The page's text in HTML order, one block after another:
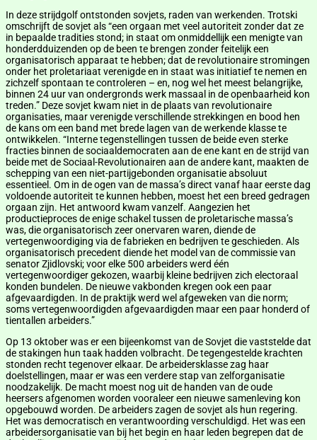
In deze strijdgolf ontstonden sovjets, raden van werkenden. Trotski
omschrijft de sovjet als “een orgaan met veel autoriteit zonder dat ze
in bepaalde tradities stond; in staat om onmiddellijk een menigte van
honderdduizenden op de been te brengen zonder feitelijk een
organisatorisch apparaat te hebben; dat de revolutionaire stromingen
onder het proletariaat verenigde en in staat was initiatief te nemen en
zichzelf spontaan te controleren – en, nog wel het meest belangrijke,
binnen 24 uur van ondergronds werk massaal in de openbaarheid kon
treden.” Deze sovjet kwam niet in de plaats van revolutionaire
organisaties, maar verenigde verschillende strekkingen en bood hen
de kans om een band met brede lagen van de werkende klasse te
ontwikkelen. “Interne tegenstellingen tussen de beide even sterke
fracties binnen de sociaaldemocraten aan de ene kant en de strijd van
beide met de Sociaal-Revolutionairen aan de andere kant, maakten de
schepping van een niet-partijgebonden organisatie absoluut
essentieel. Om in de ogen van de massa’s direct vanaf haar eerste dag
voldoende autoriteit te kunnen hebben, moest het een breed gedragen
orgaan zijn. Het antwoord kwam vanzelf. Aangezien het
productieproces de enige schakel tussen de proletarische massa’s
was, die organisatorisch zeer onervaren waren, diende de
vertegenwoordiging via de fabrieken en bedrijven te geschieden. Als
organisatorisch precedent diende het model van de commissie van
senator Zjidlovski; voor elke 500 arbeiders werd één
vertegenwoordiger gekozen, waarbij kleine bedrijven zich electoraal
konden bundelen. De nieuwe vakbonden kregen ook een paar
afgevaardigden. In de praktijk werd wel afgeweken van die norm;
soms vertegenwoordigden afgevaardigden maar een paar honderd of
tientallen arbeiders.”
Op 13 oktober was er een bijeenkomst van de Sovjet die vaststelde dat
de stakingen hun taak hadden volbracht. De tegengestelde krachten
stonden recht tegenover elkaar. De arbeidersklasse zag haar
doelstellingen, maar er was een verdere stap van zelforganisatie
noodzakelijk. De macht moest nog uit de handen van de oude
heersers afgenomen worden vooraleer een nieuwe samenleving kon
opgebouwd worden. De arbeiders zagen de sovjet als hun regering.
Het was democratisch en verantwoording verschuldigd. Het was een
arbeidersorganisatie van bij het begin en haar leden begrepen dat de